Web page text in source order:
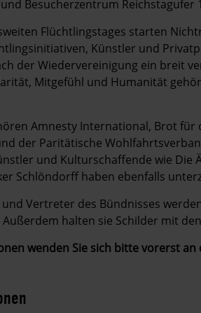
Besucherzentrum Reichstagufer
Flüchtlingstages starten
Künstler und
der Wiedervereinigung ein breit
Mitgefühl und Humanität
Amnesty International, Brot für
der Paritätische
und Kulturschaffende wie Die
Schlöndorff haben ebenfalls
Vertreter des Bündnisses
halten sie Schilder mit
wenden Sie sich bitte vorerst an